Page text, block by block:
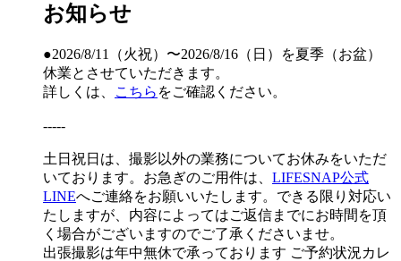
お知らせ
●2026/8/11（火祝）〜2026/8/16（日）を夏季（お盆）
休業とさせていただきます。
詳しくは、
こちら をご確認ください。
-----
土日祝日は、撮影以外の業務についてお休みをいただ
いております。お急ぎのご用件は、 LIFESNAP公式
LINEへご連絡をお願いいたします。できる限り対応い
たしますが、内容によってはご返信までにお時間を頂
く場合がございますのでご了承くださいませ。
出張撮影は年中無休で承っております ご予約状況カレ